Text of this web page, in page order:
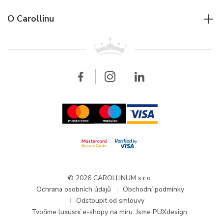
Breitling
Pro firmy
Velkoobchod
O Carollinu
O společnosti Carollinum
Aktuality a oznámení
© 2026 CAROLLINUM s.r.o.
Ochrana osobních údajů
Obchodní podmínky
Odstoupit od smlouvy
Tvoříme luxusní e-shopy na míru. Jsme PUXdesign.